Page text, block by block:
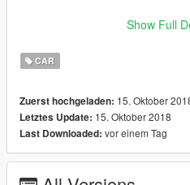
Show Full
CAR
Zuerst hochgeladen: 15. Oktober
Letztes Update: 15. Oktober 2018
Last Downloaded: vor einem Tag